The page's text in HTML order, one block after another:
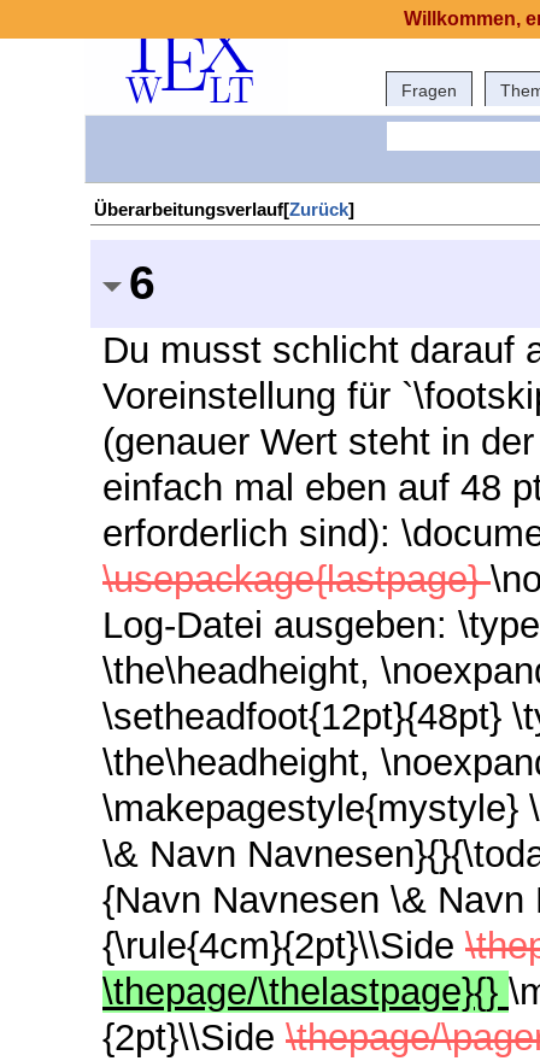
Fragen
Überarbeitungsverlauf[Zurück]
6
Du musst schlicht darauf
Voreinstellung für
(genauer Wert steht in
einfach mal eben auf 48
erforderlich sind):
\usepackage{lastpage}
Log-Datei ausgeben:
\the\headheight,
\setheadfoot{12pt}{48pt}
\the\headheight,
\makepagestyle{mystyle}
\& Navn
{Navn Navnesen \&
{\rule{4cm}{2pt}\\Side
\thepage/\thelastpage}{}
{2pt}\\Side \thepage/
Willkommen,